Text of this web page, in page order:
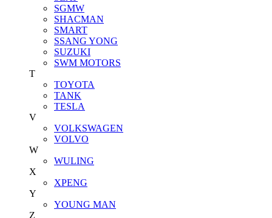
SGMW
SHACMAN
SMART
SSANG YONG
SUZUKI
SWM MOTORS
T
TOYOTA
TANK
TESLA
V
VOLKSWAGEN
VOLVO
W
WULING
X
XPENG
Y
YOUNG MAN
Z